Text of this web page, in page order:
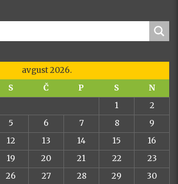
avgust 2026.
S Č P S
N
1
2
5 6 7 8
9
12 13 14 15
16
19 20 21 22
23
26 27 28 29
30